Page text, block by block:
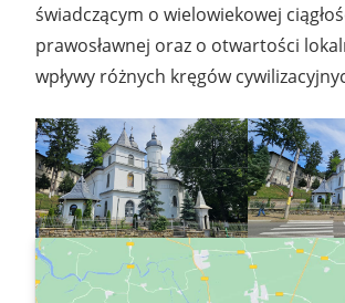
świadczącym o wielowiekowej
prawosławnej oraz o otwartości
wpływy różnych kręgów